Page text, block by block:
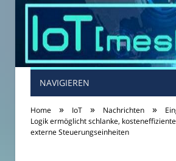
NAVIGIEREN
Home » IoT » Nachrichten »
Logik ermöglicht schlanke,
externe Steuerungseinheiten